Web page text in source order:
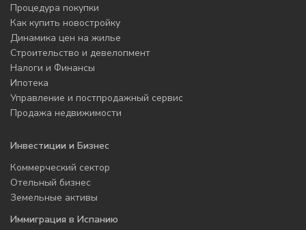
Процедура покупки
Как купить новостройку
Динамика цен на жилье
Строительство и девелопмент
Налоги и Финансы
Ипотека
Управление и постпродажный сервис
Продажа недвижимости
Инвестиции и Бизнес
Коммерческий сектор
Отельный бизнес
Земельные активы
Иммиграция в Испанию